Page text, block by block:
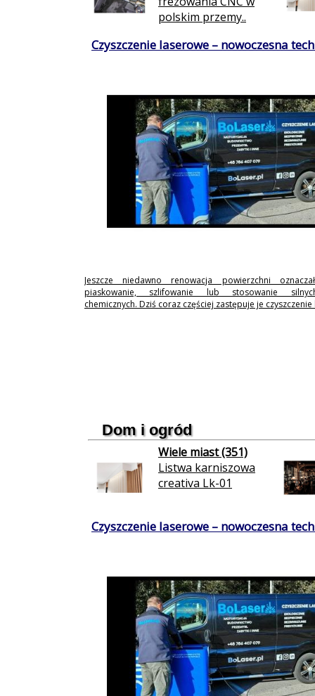
polskim przemy..
Czyszczenie laserowe – nowoczesna
Jeszcze niedawno renowacja powierzchni
piaskowanie, szlifowanie lub stosowanie
chemicznych. Dziś coraz częściej zastępuje je
Dom i ogród
Wiele miast (351)
Listwa karniszowa
creativa Lk-01
Czyszczenie laserowe – nowoczesna